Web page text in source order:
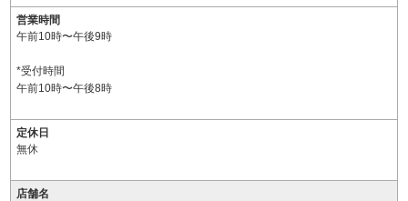
営業時間
午前10時〜午後9時
*受付時間
午前10時〜午後8時
定休日
無休
店舗名